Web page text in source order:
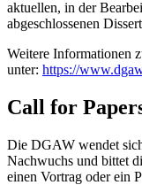
aktuellen, in der
abgeschlossenen
Weitere Informationen
unter: https://
Call for
Die DGAW wendet
Nachwuchs und bittet
einen Vortrag oder ein